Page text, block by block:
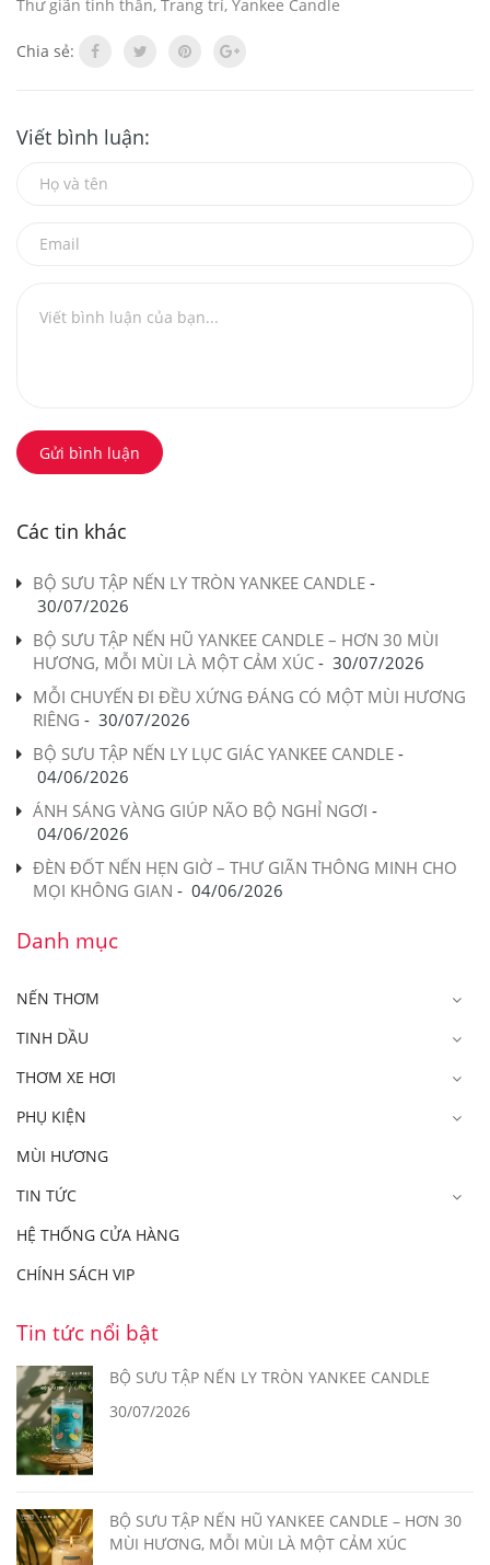
Thư giãn tinh thần, Trang trí, Yankee Candle
Chia sẻ:
Viết bình luận:
Gửi bình luận
Các tin khác
BỘ SƯU TẬP NẾN LY TRÒN YANKEE CANDLE -
30/07/2026
BỘ SƯU TẬP NẾN HŨ YANKEE CANDLE – HƠN 30 MÙI
HƯƠNG, MỖI MÙI LÀ MỘT CẢM XÚC - 30/07/2026
MỖI CHUYẾN ĐI ĐỀU XỨNG ĐÁNG CÓ MỘT MÙI HƯƠNG
RIÊNG - 30/07/2026
BỘ SƯU TẬP NẾN LY LỤC GIÁC YANKEE CANDLE -
04/06/2026
ÁNH SÁNG VÀNG GIÚP NÃO BỘ NGHỈ NGƠI -
04/06/2026
ĐÈN ĐỐT NẾN HẸN GIỜ – THƯ GIÃN THÔNG MINH CHO
MỌI KHÔNG GIAN - 04/06/2026
Danh mục
NẾN THƠM
TINH DẦU
THƠM XE HƠI
PHỤ KIỆN
MÙI HƯƠNG
TIN TỨC
HỆ THỐNG CỬA HÀNG
CHÍNH SÁCH VIP
Tin tức nổi bật
BỘ SƯU TẬP NẾN LY TRÒN YANKEE CANDLE
30/07/2026
BỘ SƯU TẬP NẾN HŨ YANKEE CANDLE – HƠN 30
MÙI HƯƠNG, MỖI MÙI LÀ MỘT CẢM XÚC